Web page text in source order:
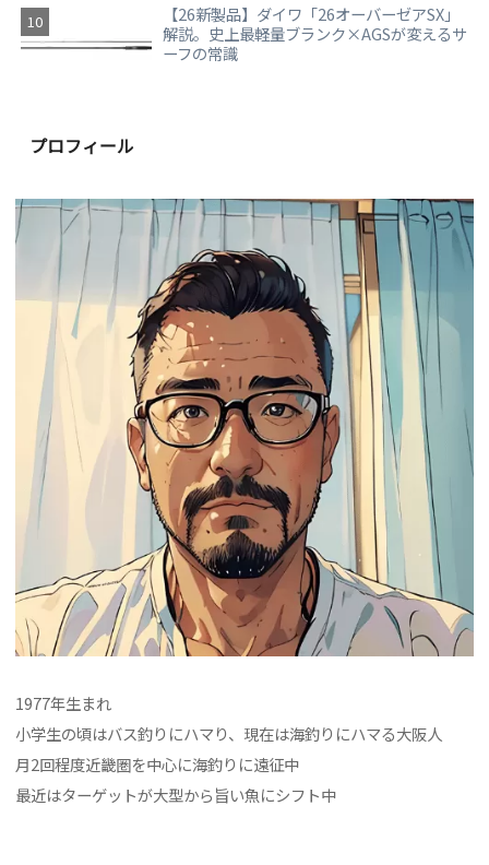
【26新製品】ダイワ「26オーバーゼアSX」
解説。史上最軽量ブランク×AGSが変えるサ
ーフの常識
プロフィール
1977年生まれ
小学生の頃はバス釣りにハマり、現在は海釣りにハマる大阪人
月2回程度近畿圏を中心に海釣りに遠征中
最近はターゲットが大型から旨い魚にシフト中